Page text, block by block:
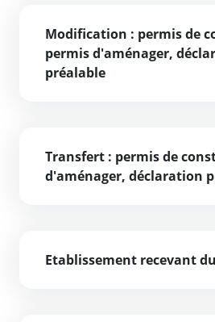
Modification : permis de
permis d'aménager,
préalable
Transfert : permis de
d'aménager, déclaration
Etablissement recevant